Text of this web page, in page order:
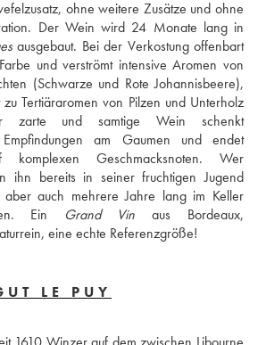
ohne weitere Zusätze und ohne
ausgebaut. Bei der Verkostung offenbart
und verströmt intensive Aromen von
(Schwarze und Rote Johannisbeere),
Tertiäraromen von Pilzen und Unterholz
zarte und samtige Wein schenkt
Empfindungen am Gaumen und endet
komplexen Geschmacksnoten. Wer
ihn bereits in seiner fruchtigen Jugend
auch mehrere Jahre lang im Keller
Ein Grand Vin aus Bordeaux,
eine echte Referenzgröße!
LE PUY